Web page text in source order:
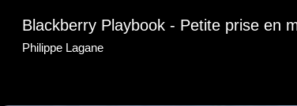
Blackberry Playbook - Petite prise en
Philippe Lagane